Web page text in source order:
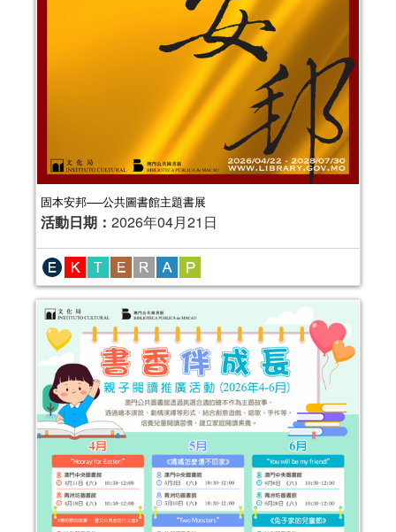
固本安邦──公共圖書館主題書展
活動日期： 2026年04月21日